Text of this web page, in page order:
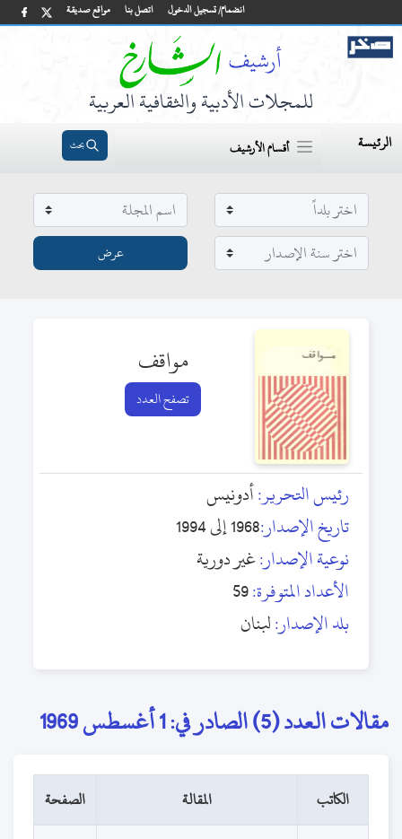
مواقع صديقة اتصل بنا انضمام/ تسجيل الدخول
للمجلات الأدبية والثقافية العربية
الرئيسة أقسام الأرشيف بحث
مواقف
تصفح العدد
رئيس التحرير:أدونيس
تاريخ الإصدار:1968 إلى 1994
نوعية الإصدار:غير دورية
الأعداد المتوفرة:59
بلد الإصدار:لبنان
مقالات العدد (5) الصادر في: 1 أغسطس 1969
الكاتب المقالة
الصفحة